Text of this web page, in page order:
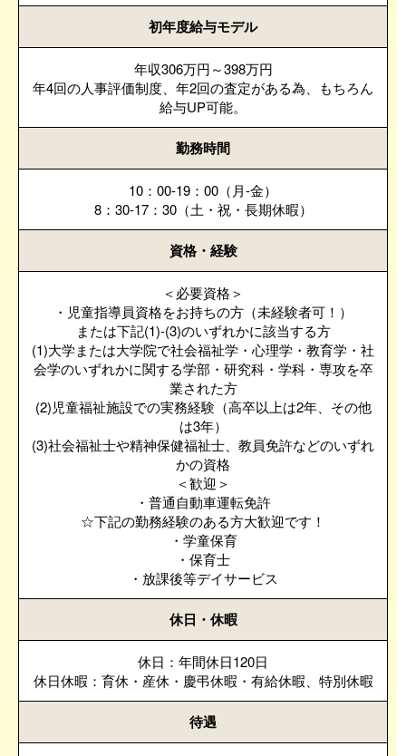
初年度給与モデル
年収306万円～398万円
年4回の人事評価制度、年2回の査定がある為、もちろん
給与UP可能。
勤務時間
10：00-19：00（月-金）
8：30-17：30（土・祝・長期休暇）
資格・経験
＜必要資格＞
・児童指導員資格をお持ちの方（未経験者可！）
または下記(1)-(3)のいずれかに該当する方
(1)大学または大学院で社会福祉学・心理学・教育学・社
会学のいずれかに関する学部・研究科・学科・専攻を卒
業された方
(2)児童福祉施設での実務経験（高卒以上は2年、その他
は3年）
(3)社会福祉士や精神保健福祉士、教員免許などのいずれ
かの資格
＜歓迎＞
・普通自動車運転免許
☆下記の勤務経験のある方大歓迎です！
・学童保育
・保育士
・放課後等デイサービス
休日・休暇
休日：年間休日120日
休日休暇：育休・産休・慶弔休暇・有給休暇、特別休暇
待遇